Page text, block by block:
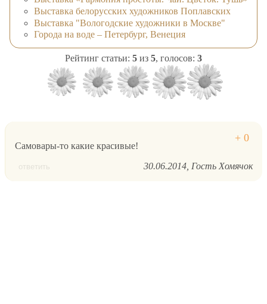
Выставка белорусских художников Поплавских
Выставка "Вологодские художники в Москве"
Города на воде – Петербург, Венеция
Рейтинг статьи: 5 из 5, голосов: 3
Самовары-то какие красивые!
ответить 30.06.2014 Гость Хомячок